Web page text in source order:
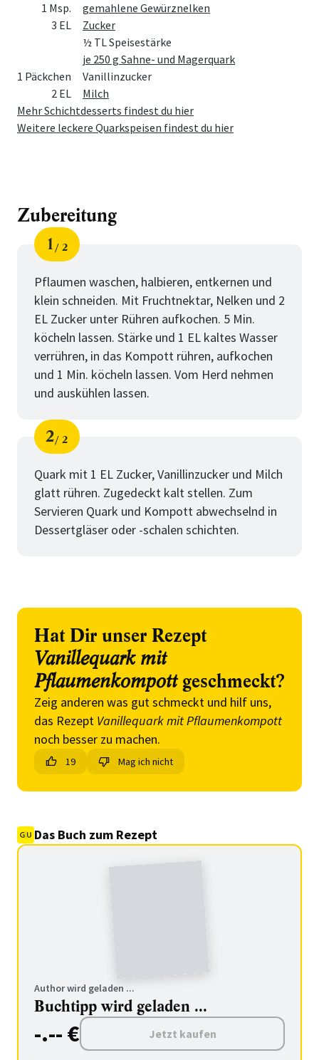
1 Msp.
gemahlene Gewürznelken
3 EL
Zucker
½ TL Speisestärke
je 250 g Sahne- und Magerquark
1 Päckchen
Vanillinzucker
2 EL
Milch
Mehr Schichtdesserts findest du hier
Weitere leckere Quarkspeisen findest du hier
Zubereitung
Schritt
1
von
2
Pflaumen waschen, halbieren, entkernen und
klein schneiden. Mit Fruchtnektar, Nelken und 2
EL Zucker unter Rühren aufkochen. 5 Min.
köcheln lassen. Stärke und 1 EL kaltes Wasser
verrühren, in das Kompott rühren, aufkochen
und 1 Min. köcheln lassen. Vom Herd nehmen
und auskühlen lassen.
Schritt
2
von
2
Quark mit 1 EL Zucker, Vanillinzucker und Milch
glatt rühren. Zugedeckt kalt stellen. Zum
Servieren Quark und Kompott abwechselnd in
Dessertgläser oder -schalen schichten.
Hat Dir unser Rezept
Vanillequark mit
Pflaumenkompottgeschmeckt?
Zeig anderen was gut schmeckt und hilf uns,
das Rezept Vanillequark mit Pflaumenkompott
noch besser zu machen.
19 Mag ich nicht
Das Buch zum Rezept
Author wird geladen ...
Buchtipp wird geladen ...
-.-- € Jetzt kaufen